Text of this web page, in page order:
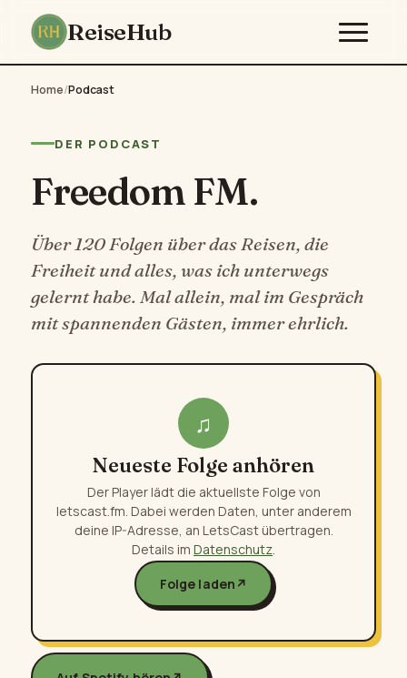
ReiseHub
Home/Podcast
DER PODCAST
Freedom FM.
Über 120 Folgen über das Reisen, die
Freiheit und alles, was ich unterwegs
gelernt habe. Mal allein, mal im Gespräch
mit spannenden Gästen, immer ehrlich.
♫
Neueste Folge anhören
Der Player lädt die aktuellste Folge von
letscast.fm. Dabei werden Daten, unter anderem
deine IP-Adresse, an LetsCast übertragen.
Details im Datenschutz
Folge laden ↗